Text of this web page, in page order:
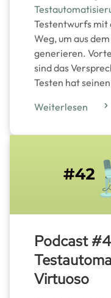
Testentwurfs mit
Weg, um aus
generieren.
sind das
Testen hat
Weiterlesen
Podcast
Virtuoso